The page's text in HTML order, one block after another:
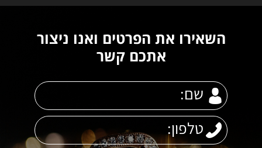
השאירו את הפרטים ואנו ניצור
אתכם קשר